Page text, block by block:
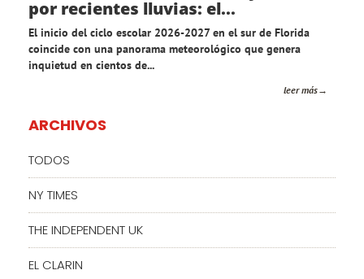
por recientes lluvias: el...
El inicio del ciclo escolar 2026-2027 en el sur de Florida
coincide con una panorama meteorológico que genera
inquietud en cientos de...
leer más
ARCHIVOS
TODOS
NY TIMES
THE INDEPENDENT UK
EL CLARIN